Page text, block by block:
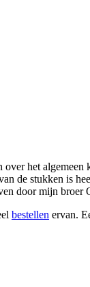
het
de stukken is
door mijn
bestellen ervan.